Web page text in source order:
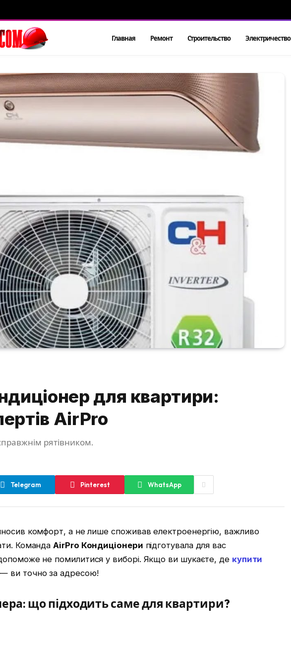
Главная Ремонт Строительство Электричество
для квартири:
AirPro
рятівником.
Telegram Pinterest WhatsApp
комфорт, а не лише споживав електроенергію, важливо
КомандаAirPro Кондиціонери підготувала для вас
не помилитися у виборі. Якщо ви шукаєте, де купити
ви точно за адресою!
що підходить саме для квартири?